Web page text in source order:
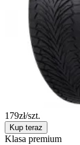
179zł/szt.
Kup teraz
Klasa premium